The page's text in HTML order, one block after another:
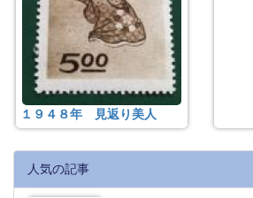
１９４８年 見返り美人
人気の記事